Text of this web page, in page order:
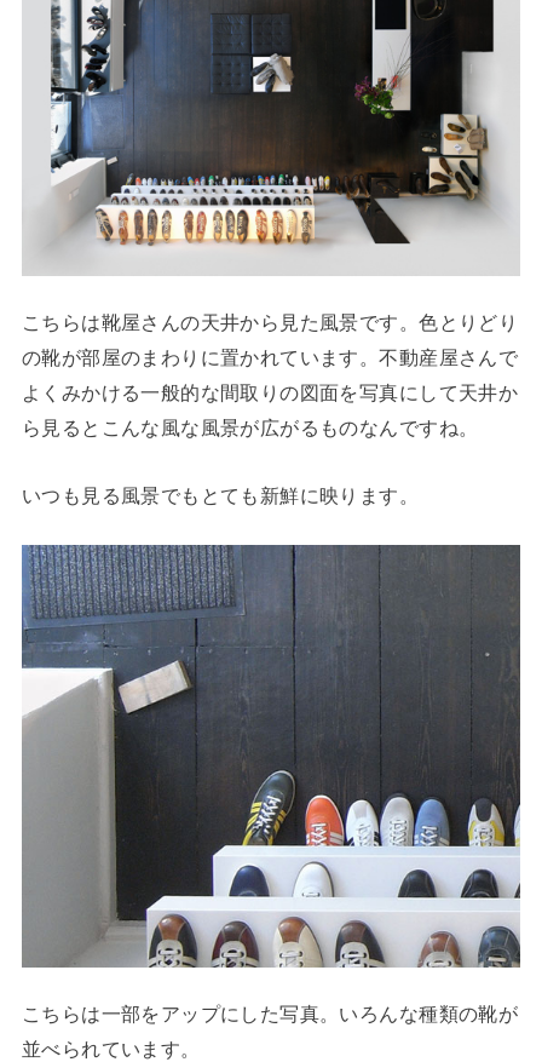
こちらは靴屋さんの天井から見た風景です。色とりどり
の靴が部屋のまわりに置かれています。不動産屋さんで
よくみかける一般的な間取りの図面を写真にして天井か
ら見るとこんな風な風景が広がるものなんですね。
いつも見る風景でもとても新鮮に映ります。
こちらは一部をアップにした写真。いろんな種類の靴が
並べられています。